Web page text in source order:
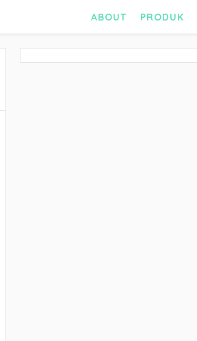
ABOUT PRODUK